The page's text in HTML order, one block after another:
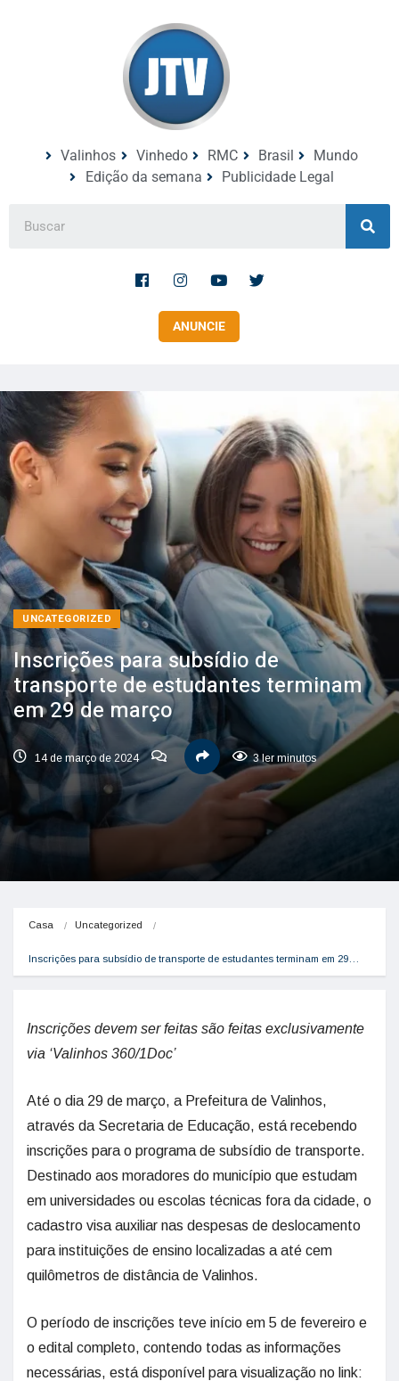
Valinhos Vinhedo RMC Brasil
Mundo
Edição da semana
Publicidade Legal
ANUNCIE
UNCATEGORIZED
Inscrições para subsídio de
transporte de estudantes terminam
em 29 de março
14 de março de 2024 3 ler minutos
Casa Uncategorized
Inscrições para subsídio de transporte de estudantes terminam em 29…
Inscrições devem ser feitas são feitas exclusivamente
via ‘Valinhos 360/1Doc’
Até o dia 29 de março, a Prefeitura de Valinhos,
através da Secretaria de Educação, está recebendo
inscrições para o programa de subsídio de transporte.
Destinado aos moradores do município que estudam
em universidades ou escolas técnicas fora da cidade, o
cadastro visa auxiliar nas despesas de deslocamento
para instituições de ensino localizadas a até cem
quilômetros de distância de Valinhos.
O período de inscrições teve início em 5 de fevereiro e
o edital completo, contendo todas as informações
necessárias, está disponível para visualização no link: